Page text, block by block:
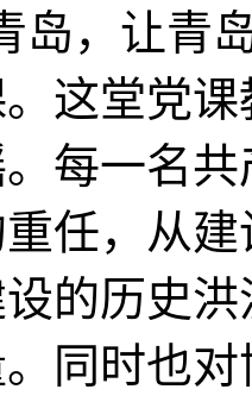
岛，让青
这堂党
每一名
任，从
的历史
同时也